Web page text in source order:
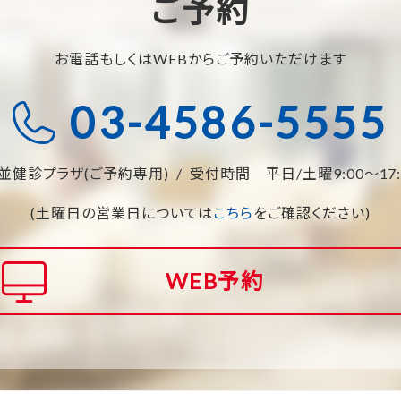
ご予約
お電話もしくはWEBからご予約いただけます
03-4586-5555
健診プラザ(ご予約専用) 受付時間 平日/土曜9:00～
(土曜日の営業日についてはこちらをご確認ください)
WEB予約